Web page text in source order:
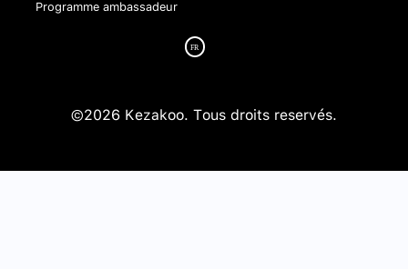
Programme ambassadeur
©2026 Kezakoo. Tous droits reservés.